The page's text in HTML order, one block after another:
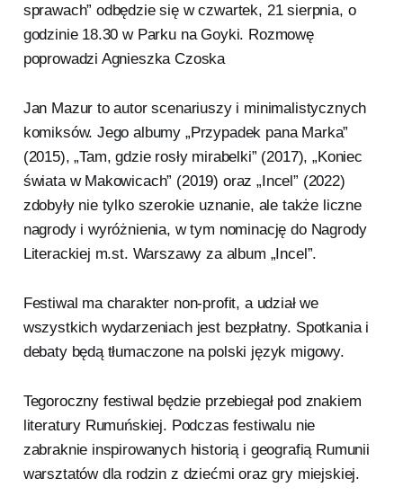
sprawach” odbędzie się w czwartek, 21 sierpnia, o
godzinie 18.30 w Parku na Goyki. Rozmowę
poprowadzi Agnieszka Czoska
Jan Mazur to autor scenariuszy i minimalistycznych
komiksów. Jego albumy „Przypadek pana Marka”
(2015), „Tam, gdzie rosły mirabelki” (2017), „Koniec
świata w Makowicach” (2019) oraz „Incel” (2022)
zdobyły nie tylko szerokie uznanie, ale także liczne
nagrody i wyróżnienia, w tym nominację do Nagrody
Literackiej m.st. Warszawy za album „Incel”.
Festiwal ma charakter non-profit, a udział we
wszystkich wydarzeniach jest bezpłatny. Spotkania i
debaty będą tłumaczone na polski język migowy.
Tegoroczny festiwal będzie przebiegał pod znakiem
literatury Rumuńskiej. Podczas festiwalu nie
zabraknie inspirowanych historią i geografią Rumunii
warsztatów dla rodzin z dziećmi oraz gry miejskiej.